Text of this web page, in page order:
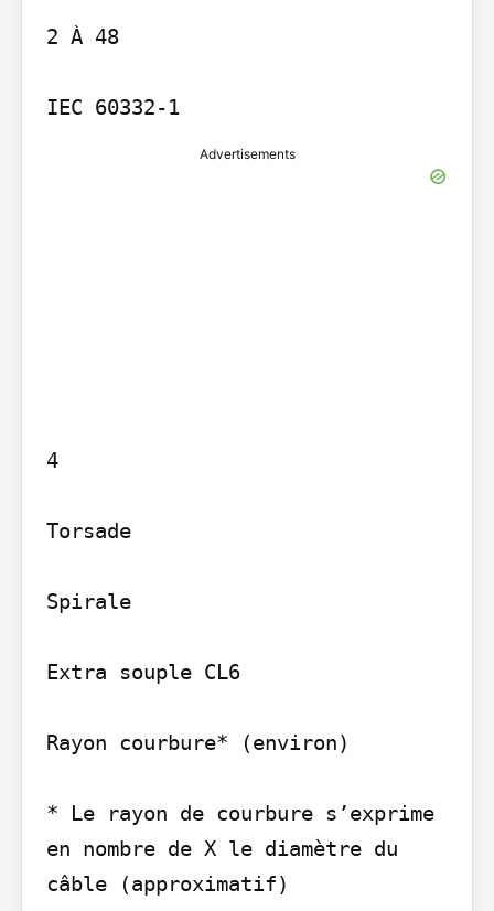
2 À 48
IEC 60332-1
Advertisements
4
Torsade
Spirale
Extra souple CL6
Rayon courbure* (environ)
* Le rayon de courbure s’exprime
en nombre de X le diamètre du
câble (approximatif)